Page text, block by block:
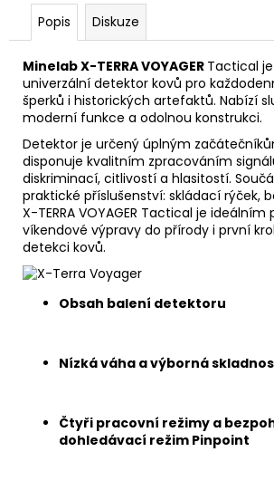
Popis Diskuze
Minelab X-TERRAVOYAGER Tactical
univerzální detektor kovů pro
šperků i historických artefaktů. Nabízí
moderní funkce a odolnou konstrukci.
Detektor je určený úplným
disponuje kvalitním zpracováním
diskriminací, citlivostí a hlasitostí.
praktické příslušenství: skládací rýček,
X-TERRA VOYAGER Tactical je
víkendové výpravy do přírody i první
detekci kovů.
Obsah balení detektoru
Nízká váha a výborná
Čtyři pracovní režimy a
dohledávací režim Pinpoint
TERRA
PRO
990
Kč